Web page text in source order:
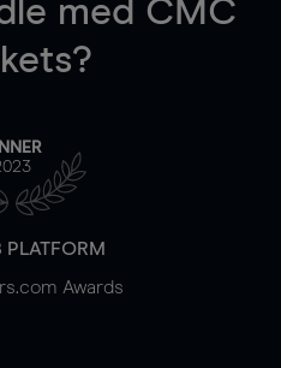
med CMC
PLATFORM
Awards